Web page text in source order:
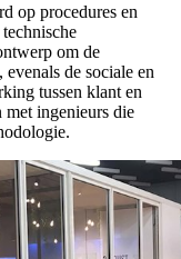
op procedures en
om de
de sociale en
tussen klant en
met ingenieurs die